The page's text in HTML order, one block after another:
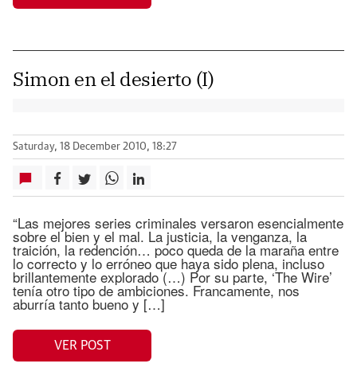
Simon en el desierto (I)
Saturday, 18 December 2010, 18:27
“Las mejores series criminales versaron esencialmente
sobre el bien y el mal. La justicia, la venganza, la
traición, la redención… poco queda de la maraña entre
lo correcto y lo erróneo que haya sido plena, incluso
brillantemente explorado (…) Por su parte, ‘The Wire’
tenía otro tipo de ambiciones. Francamente, nos
aburría tanto bueno y […]
VER POST